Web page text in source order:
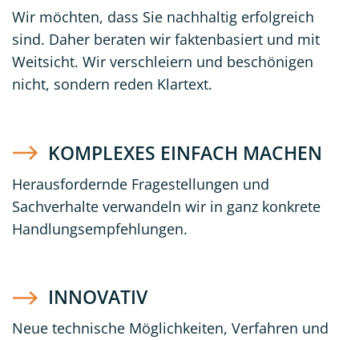
Wir möchten, dass Sie nachhaltig erfolgreich
sind. Daher beraten wir faktenbasiert und mit
Weitsicht. Wir verschleiern und beschönigen
nicht, sondern reden Klartext.
KOMPLEXES EINFACH MACHEN
Herausfordernde Fragestellungen und
Sachverhalte verwandeln wir in ganz konkrete
Handlungsempfehlungen.
INNOVATIV
Neue technische Möglichkeiten, Verfahren und